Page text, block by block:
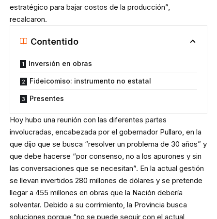
estratégico para bajar costos de la producción”,
recalcaron.
Contentido
Inversión en obras
Fideicomiso: instrumento no estatal
Presentes
Hoy hubo una reunión con las diferentes partes
involucradas, encabezada por el gobernador Pullaro, en la
que dijo que se busca “resolver un problema de 30 años” y
que debe hacerse “por consenso, no a los apurones y sin
las conversaciones que se necesitan”. En la actual gestión
se llevan invertidos 280 millones de dólares y se pretende
llegar a 455 millones en obras que la Nación debería
solventar. Debido a su corrimiento, la Provincia busca
soluciones porque “no se puede seguir con el actual